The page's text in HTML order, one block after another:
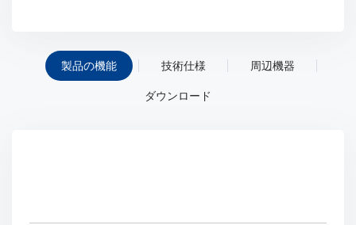
製品の機能 技術仕様 周辺機器
ダウンロード